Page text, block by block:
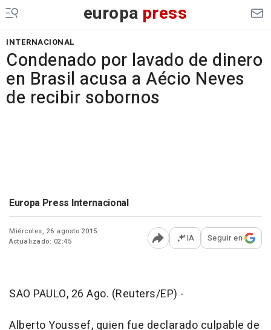
europa press
INTERNACIONAL
Condenado por lavado de dinero
en Brasil acusa a Aécio Neves
de recibir sobornos
Europa Press Internacional
Miércoles, 26 agosto 2015
Actualizado: 02:45
Abrir opciones para
IA Seguir en
SAO PAULO, 26 Ago. (Reuters/EP) -
Alberto Youssef, quien fue declarado culpable de